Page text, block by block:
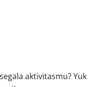
aktivitasmu? Yuk